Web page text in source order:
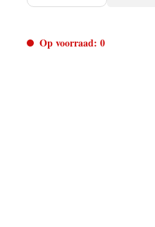
Op voorraad: 0